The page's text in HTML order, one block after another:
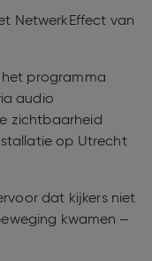
NetwerkEffect van
programma
audio
zichtbaarheid
op Utrecht
dat kijkers niet
kwamen –